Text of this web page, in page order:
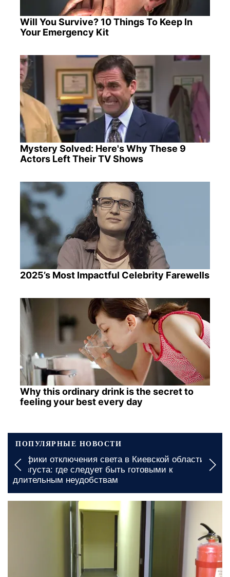
Will You Survive? 10 Things To Keep In
Your Emergency Kit
Mystery Solved: Here's Why These 9
Actors Left Their TV Shows
2025’s Most Impactful Celebrity Farewells
Why this ordinary drink is the secret to
feeling your best every day
ПОПУЛЯРНЫЕ НОВОСТИ
Электричества долго не будет: названы
населенные пункты, где вводят графики
отключения света в Кировоградской области на 7